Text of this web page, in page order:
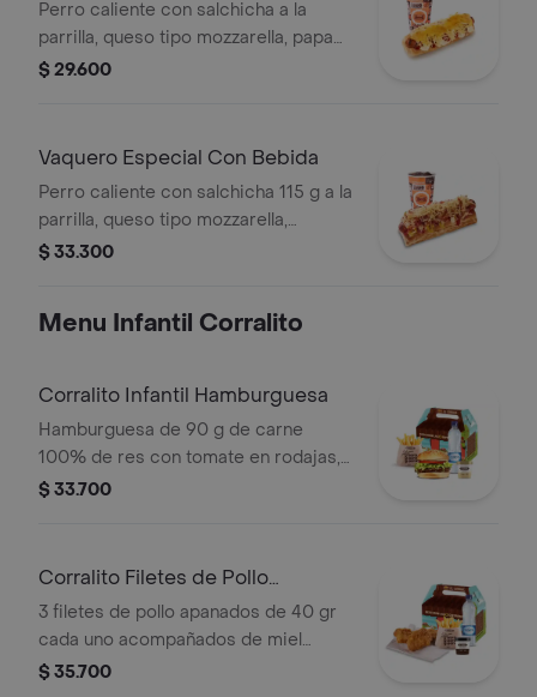
Perro caliente con salchicha a la
parrilla, queso tipo mozzarella, papa
callejera, piña, salsa blanca y salsa de
$ 29.600
Vaquero Especial Con Bebida
Perro caliente con salchicha 115 g a la
parrilla, queso tipo mozzarella,
tocineta picada, papa callejera,
bebida PET
$ 33.300
Menu Infantil Corralito
Corralito Infantil Hamburguesa
Hamburguesa de 90 g de carne
100% de res con tomate en rodajas,
lechuga en julianas, salsa blanca y
60 g
$ 33.700
Corralito Filetes de Pollo
Apanados
3 filetes de pollo apanados de 40 gr
cada uno acompañados de miel
mostaza con papas Corral medianas,
$ 35.700